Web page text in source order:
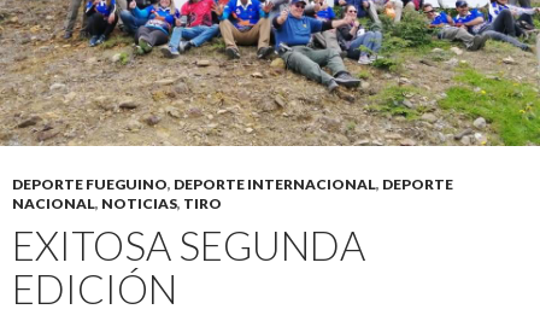
DEPORTE FUEGUINO, DEPORTE INTERNACIONAL, DEPORTE
NACIONAL, NOTICIAS, TIRO
EXITOSA SEGUNDA
EDICIÓN